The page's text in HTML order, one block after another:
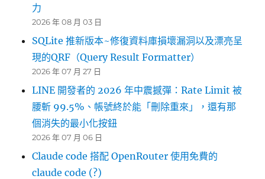
力
2026 年 08 月 03 日
SQLite 推新版本~修復資料庫損壞漏洞以及漂亮呈
現的QRF（Query Result Formatter）
2026 年 07 月 27 日
LINE 開發者的 2026 年中震撼彈：Rate Limit 被
腰斬 99.5%、帳號終於能「刪除重來」，還有那
個消失的最小化按鈕
2026 年 07 月 06 日
Claude code 搭配 OpenRouter 使用免費的
claude code (?)